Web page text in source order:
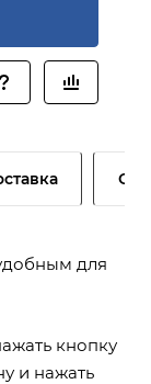
для
кнопку
и нажать